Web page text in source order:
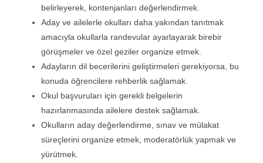
Kariyer
belirleyerek, kontenjanları değerlendirmek.
Aday ve ailelerle okulları daha yakından tanıtmak
amacıyla okullarla randevular ayarlayarak birebir
görüşmeler ve özel geziler organize etmek.
Adayların dil becerilerini geliştirmeleri gerekiyorsa, bu
konuda öğrencilere rehberlik sağlamak.
Okul başvuruları için gerekli belgelerin
hazırlanmasında ailelere destek sağlamak.
Okulların aday değerlendirme, sınav ve mülakat
süreçlerini organize etmek, moderatörlük yapmak ve
yürütmek.